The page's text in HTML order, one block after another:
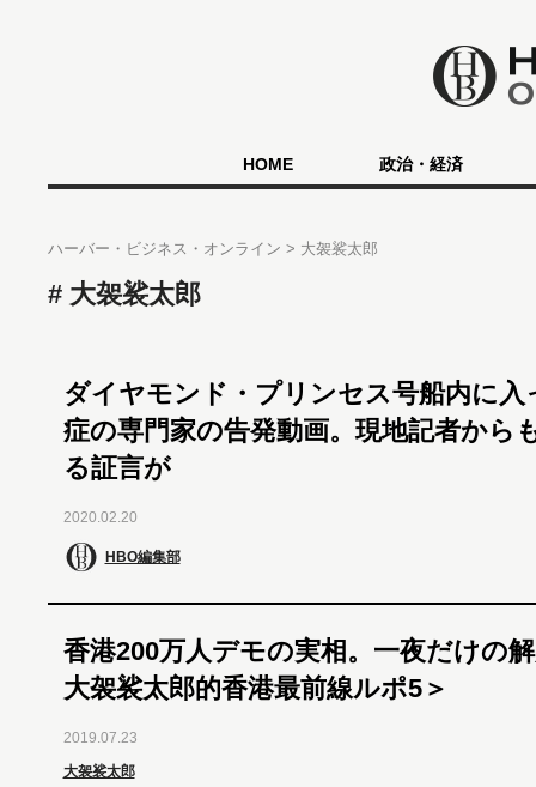
HOME 政治・経済
ハーバー・ビジネス・オンライン 大袈裟太郎
大袈裟太郎
ダイヤモンド・プリンセス号船内に入
症の専門家の告発動画。現地記者から
る証言が
2020.02.20
HBO編集部
香港200万人デモの実相。一夜だけの
大袈裟太郎的香港最前線ルポ5＞
2019.07.23
大袈裟太郎